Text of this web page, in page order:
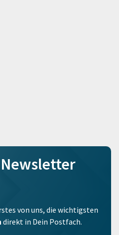
von uns, die wichtigsten
direkt in Dein Postfach.